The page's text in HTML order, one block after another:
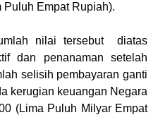
Empat Rupiah).
nilai tersebut diatas
dan penanaman setelah
selisih pembayaran ganti
kerugian keuangan Negara
(Lima Puluh Milyar Empat